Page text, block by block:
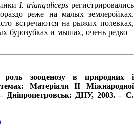
I. trianguliceps регистрировались
реже на малых землеройках.
встречаются на рыжих полевках,
бурозубках и мышах, очень редко –
роль зооценозу в природних і
Матеріали ІІ Міжнародної
– Дніпропетровськ: ДНУ, 2003. – С.